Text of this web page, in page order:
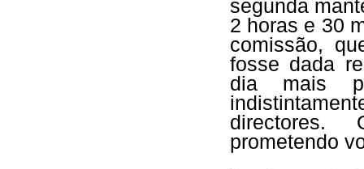
segunda
2 horas e 30
comissão,
fosse dada
dia mais
directores.
prometendo